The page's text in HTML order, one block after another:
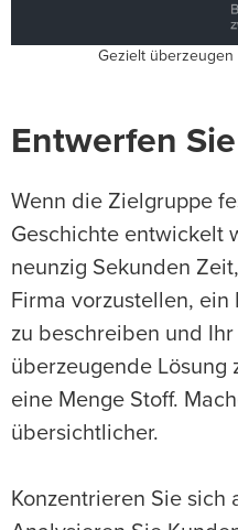
Gezielt überzeugen
Entwerfen
Wenn die Zielgruppe
Geschichte entwickelt
neunzig Sekunden
Firma vorzustellen,
zu beschreiben und
überzeugende Lösung
eine Menge Stoff.
übersichtlicher.
Konzentrieren Sie sich